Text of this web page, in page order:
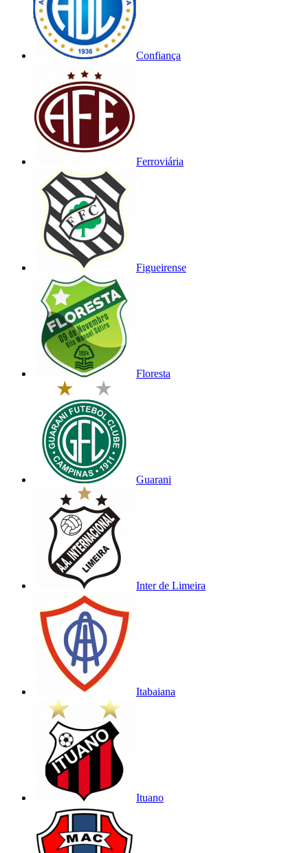
Confiança
Ferroviária
Figueirense
Floresta
Guarani
Inter de Limeira
Itabaiana
Ituano